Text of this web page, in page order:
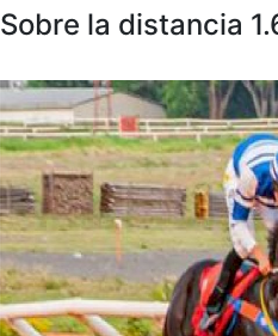
Sobre la distancia